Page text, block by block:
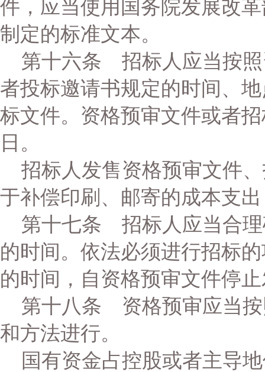
件，应当使用国务院发展改
制定的标准文本。
第十六条 招标人应当按照
者投标邀请书规定的时间、
标文件。资格预审文件或者
日。
招标人发售资格预审文件
于补偿印刷、邮寄的成本支
第十七条 招标人应当合理
的时间。依法必须进行招标
的时间，自资格预审文件停
第十八条 资格预审应当按
和方法进行。
国有资金占控股或者主导